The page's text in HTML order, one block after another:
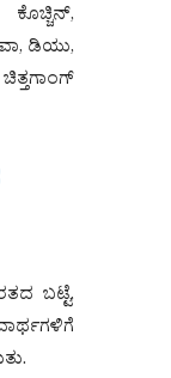
ಡಿಯು,
ಬಟ್ಟೆ,